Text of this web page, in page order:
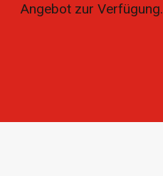
Angebot zur Verfügung.